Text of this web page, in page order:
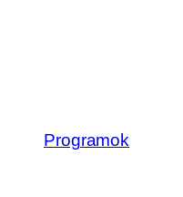
Programok